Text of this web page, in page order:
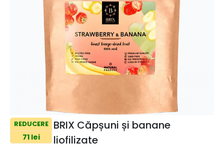
REDUCERE
71 lei
BRIX Căpșuni și banane
liofilizate